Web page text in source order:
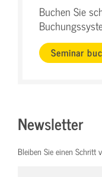
Buchen Sie
Seminar
Newsletter
Bleiben Sie einen Schritt